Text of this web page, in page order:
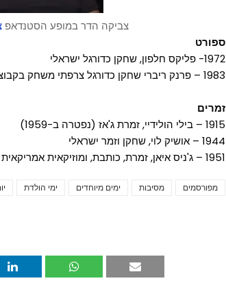
צביקה הדר במופע הסטנדאפ
ספורט
1972- פליקס חלפון, שחקן כדורגל ישראלי
1983 – פרנק ריברי שחקן כדורגל צרפתי משחק בקבוצת באיירן מינכן
זמרים
1915 – בילי הולידיי, זמרת ג'אז (נפטרה ב-1959)
1944 – אושיק לוי, שחקן וזמר ישראלי
1951 – ג'ניס איאן, זמרת, כותבת, ומוזיקאית אמריקאית
ימי הולדת ימים מיוחדים מסיבות
מפורסמים